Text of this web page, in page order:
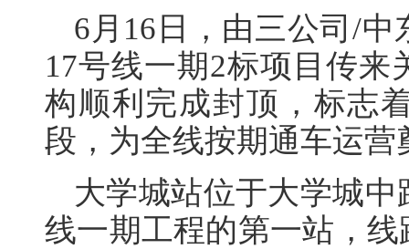
6月16日，由三公司/
17号线一期2标项目传
构顺利完成封顶，标志
段，为全线按期通车运营
大学城站位于大学城
线一期工程的第一站，